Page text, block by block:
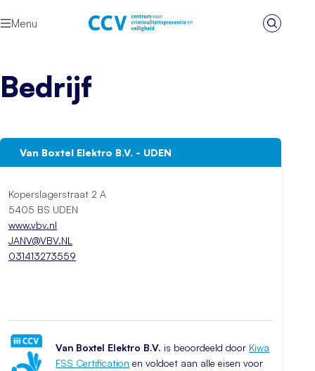
Menu
Zoeken
Bedrijf
Van Boxtel Elektro B.V. - UDEN
Koperslagerstraat 2 A
5405 BS UDEN
www.vbv.nl
JANV@VBV.NL
031413273559
Van Boxtel Elektro B.V. is beoordeeld door Kiwa
FSS Certification en voldoet aan alle eisen voor